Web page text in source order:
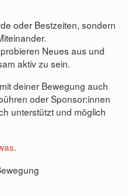
oder Bestzeiten, sondern
Neues aus und
aktiv zu sein.
deiner Bewegung auch
oder Sponsor:innen
unterstützt und möglich